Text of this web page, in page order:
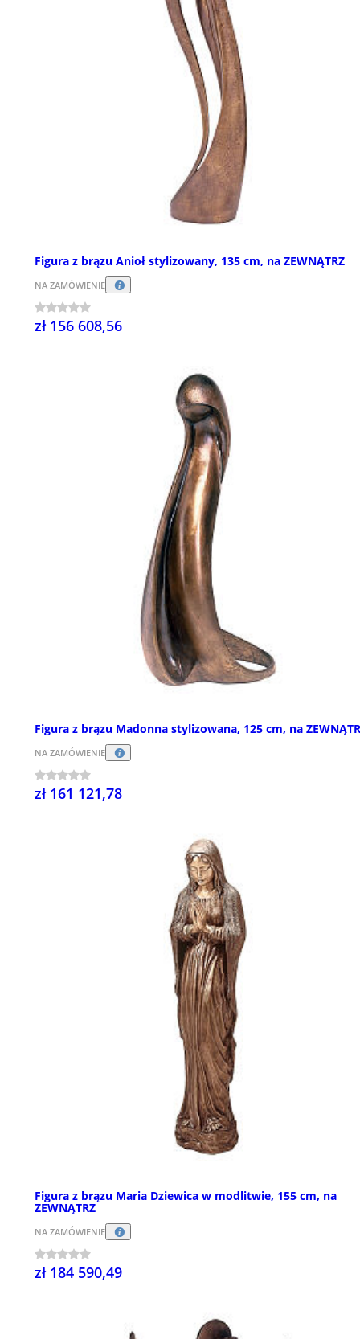
Figura z brązu Anioł stylizowany, 135 cm, na ZEWNĄTRZ
NA ZAMÓWIENIE
zł 156 608,56
Figura z brązu Madonna stylizowana, 125 cm, na
NA ZAMÓWIENIE
zł 161 121,78
Figura z brązu Maria Dziewica w modlitwie, 155 cm, na
ZEWNĄTRZ
NA ZAMÓWIENIE
zł 184 590,49